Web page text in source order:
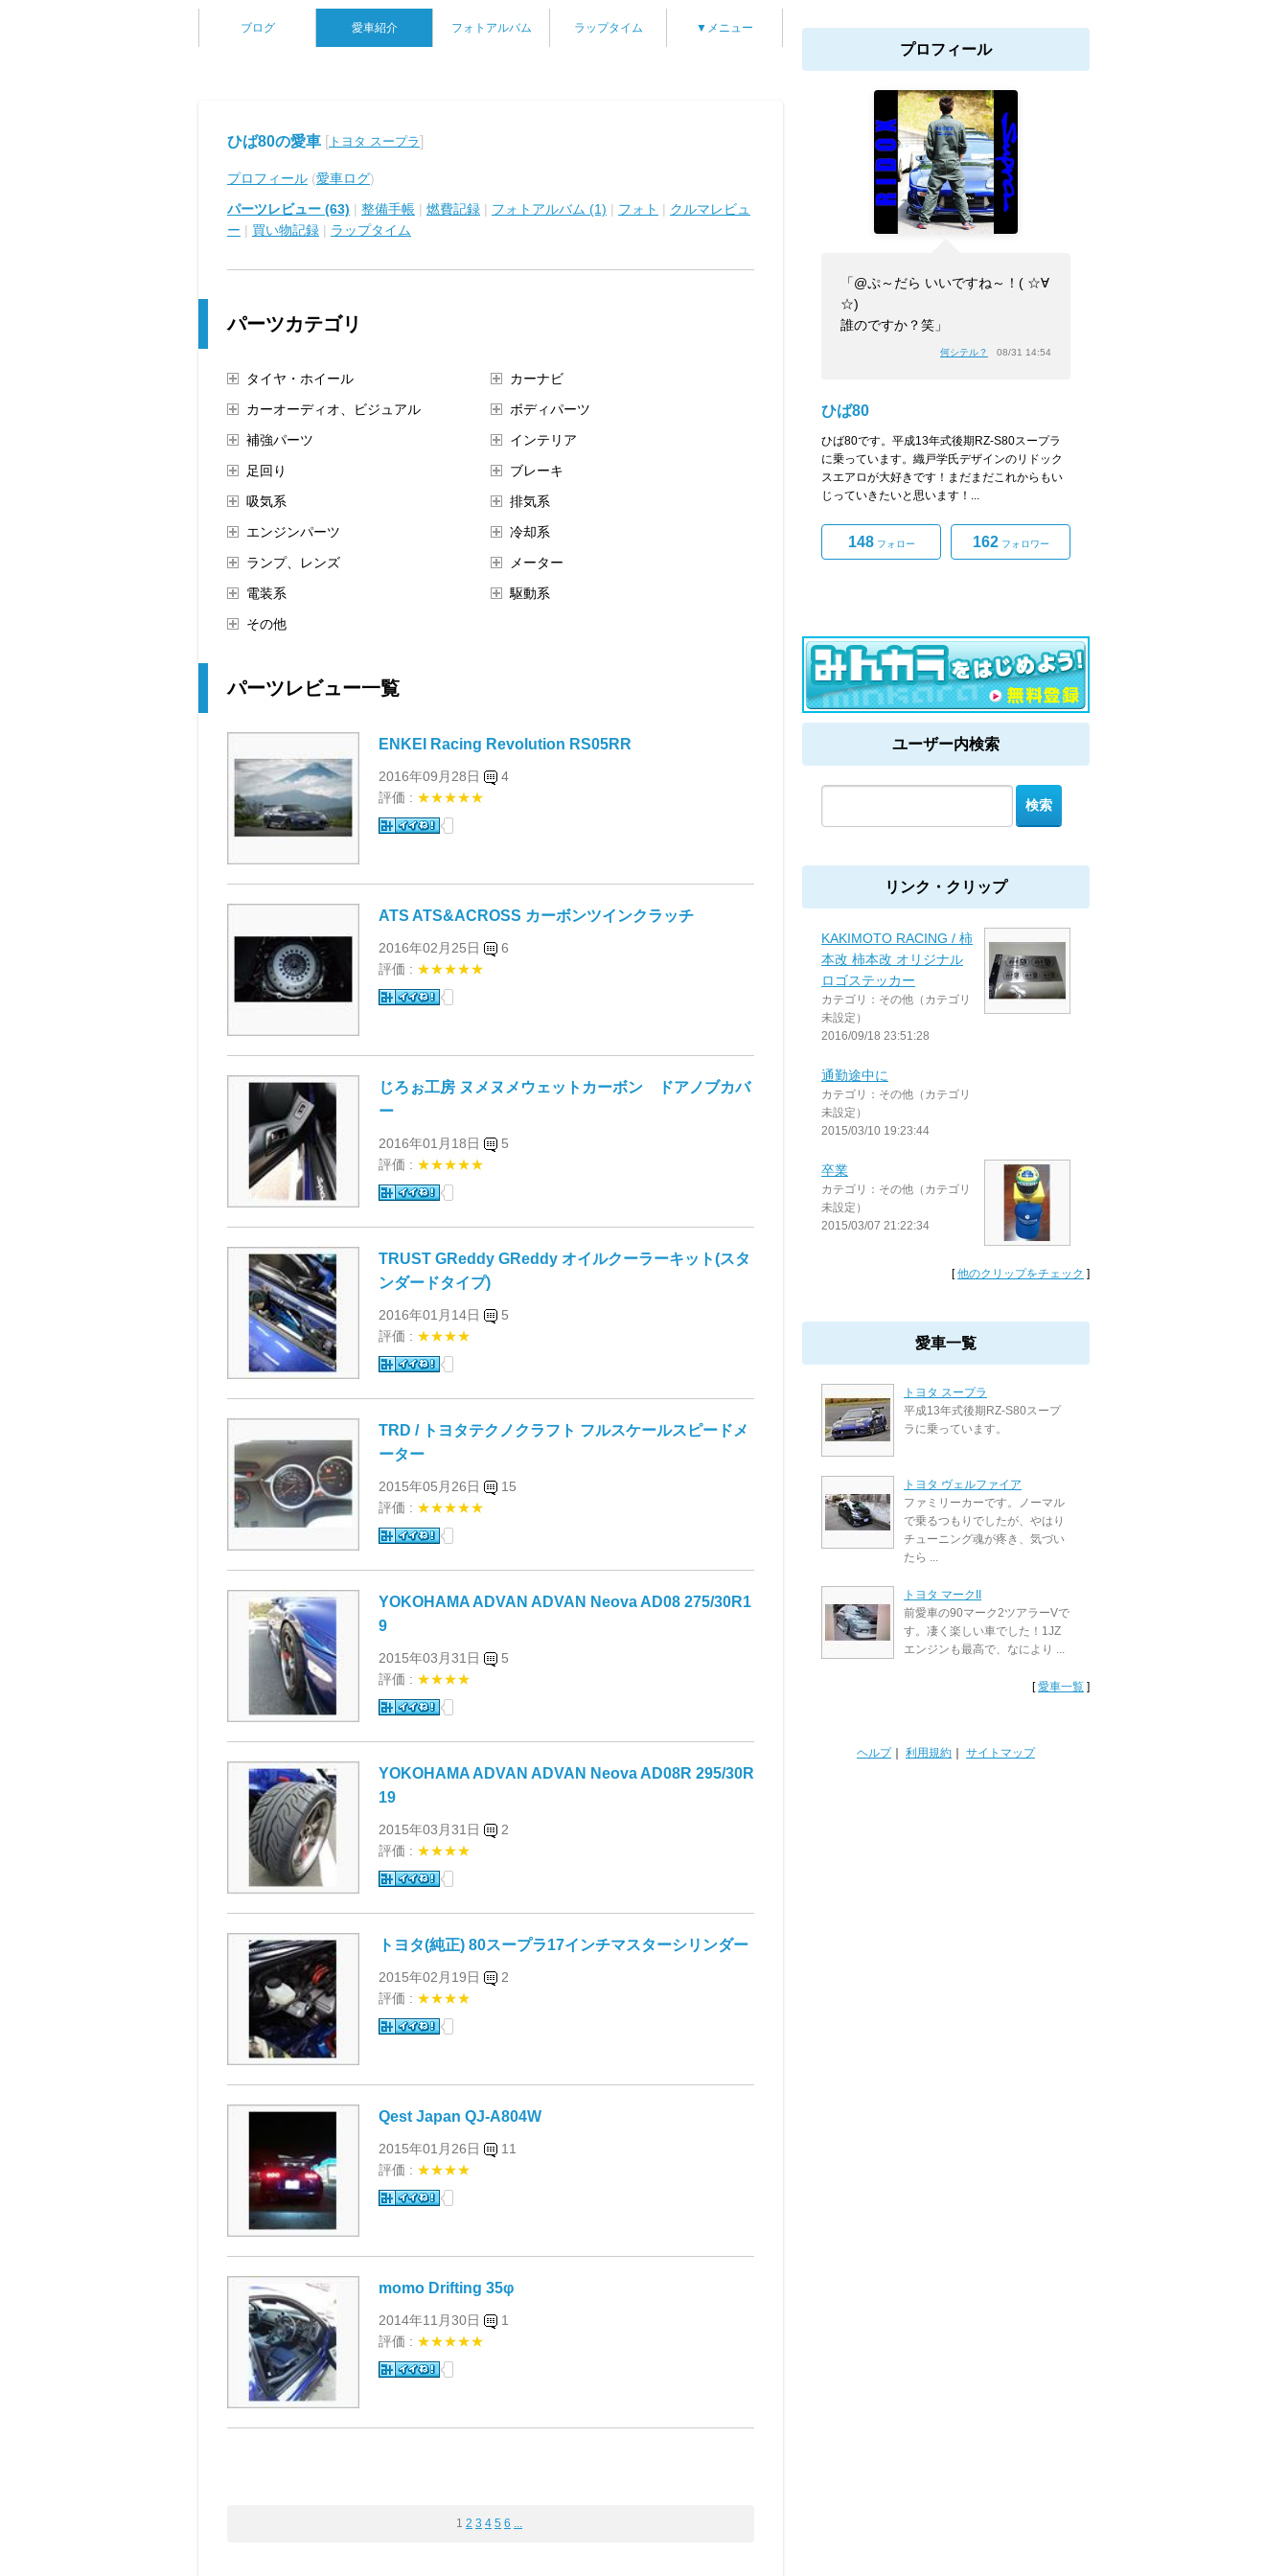
ブログ 愛車紹介 フォトアルバム ラップタイム ▼メニュー
ひば80の愛車 [ トヨタ スープラ]
プロフィール (愛車ログ)
パーツレビュー (63) | 整備手帳 | 燃費記録 | フォトアルバム (1) | フォト | クルマレビュ
ー | 買い物記録 | ラップタイム
パーツカテゴリ
タイヤ・ホイール
カーオーディオ、ビジュアル
補強パーツ
足回り
吸気系
エンジンパーツ
ランプ、レンズ
電装系
その他
カーナビ
ボディパーツ
インテリア
ブレーキ
排気系
冷却系
メーター
駆動系
パーツレビュー一覧
ENKEI Racing Revolution RS05RR
2016年09月28日
4
評価 : ★★★★★
ATS ATS&ACROSS カーボンツインクラッチ
2016年02月25日
6
評価 : ★★★★★
じろぉ工房 ヌメヌメウェットカーボン ドアノブカバ
ー
2016年01月18日
5
評価 : ★★★★★
TRUST GReddy GReddy オイルクーラーキット(スタ
ンダードタイプ)
2016年01月14日
5
評価 : ★★★★
TRD / トヨタテクノクラフト フルスケールスピードメ
ーター
2015年05月26日
15
評価 : ★★★★★
YOKOHAMA ADVAN ADVAN Neova AD08 275/30R1
9
2015年03月31日
5
評価 : ★★★★
YOKOHAMA ADVAN ADVAN Neova AD08R 295/30R
19
2015年03月31日
2
評価 : ★★★★
トヨタ(純正) 80スープラ17インチマスターシリンダー
2015年02月19日
2
評価 : ★★★★
Qest Japan QJ-A804W
2015年01月26日
11
評価 : ★★★★
momo Drifting 35φ
2014年11月30日
1
評価 : ★★★★★
1 2 3 4 5 6 ...
プロフィール
「@ぷ～だら いいですね～！( ☆∀
☆)
誰のですか？笑」
何シテル？ 08/31 14:54
ひば80
ひば80です。平成13年式後期RZ-S80スープラ
に乗っています。織戸学氏デザインのリドック
スエアロが大好きです！まだまだこれからもい
じっていきたいと思います！...
148フォロー 162フォロワー
ユーザー内検索
リンク・クリップ
KAKIMOTO RACING / 柿
本改 柿本改 オリジナル
ロゴステッカー
カテゴリ：その他（カテゴリ
未設定）
2016/09/18 23:51:28
通勤途中に
カテゴリ：その他（カテゴリ
未設定）
2015/03/10 19:23:44
卒業
カテゴリ：その他（カテゴリ
未設定）
2015/03/07 21:22:34
[他のクリップをチェック ]
愛車一覧
トヨタ スープラ
平成13年式後期RZ-S80スープ
ラに乗っています。
トヨタ ヴェルファイア
ファミリーカーです。ノーマル
で乗るつもりでしたが、やはり
チューニング魂が疼き、気づい
たら ...
トヨタ マークII
前愛車の90マーク2ツアラーVで
す。凄く楽しい車でした！1JZ
エンジンも最高で、なにより ...
[愛車一覧 ]
ヘルプ｜ 利用規約 サイトマップ